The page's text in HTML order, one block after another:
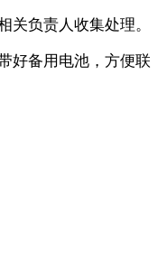
关负责人收集处理。
好备用电池，方便联